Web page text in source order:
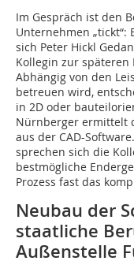
Im Gespräch ist den
Unternehmen
sich Peter Hickl
Kollegin zur
Abhängig von den
betreuen wird,
in 2D oder
Nürnberger ermittelt
aus der CAD-
sprechen sich die
bestmögliche
Prozess fast das
Neubau der
staatliche
Außenstelle